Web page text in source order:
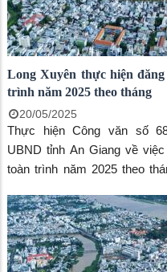
Long Xuyên thực hiện
trình năm 2025 theo tháng
20/05/2025
Thực hiện Công văn số
UBND tỉnh An Giang về
toàn trình năm 2025 theo
toàn trình cần đạt được của
UBND thành phố thông qua
tin thành phố để tổng hợp gửi